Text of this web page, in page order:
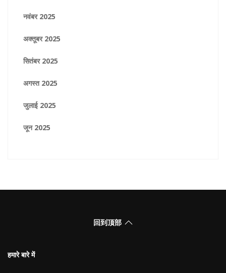
नवंबर 2025
अक्तूबर 2025
सितंबर 2025
अगस्त 2025
जुलाई 2025
जून 2025
回到顶部
हमारे बारे में